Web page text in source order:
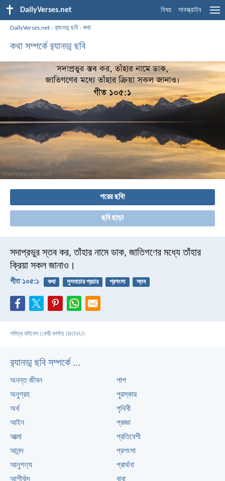
DailyVerses.net বিষয় সাবস্ক্রাইব
DailyVerses.net ›র‌্যানড্ম ছবি ›কথা
কথা সম্পর্কে র‌্যানড্ম ছবি
পরের ছবি!
ছবি ছাড়া
সদাপ্রভুর স্তব কর, তাঁহার নামে ডাক, জাতিগণের মধ্যে তাঁহার
ক্রিয়া সকল জানাও।
গীত ১০৫:১ কথা সুসমাচার প্রচার প্রশংসা স্তব
পবিত্র বাইবেল (কেরী ভার্সন) (ROVU)
র‌্যানড্ম ছবি সম্পর্কে ...
অনন্ত জীবন
অনুগ্রহ
অর্থ
আইন
আত্মা
আনন্দ
আনুগত্য
পাপ
পুরস্কার
পৃথিবী
প্রজ্ঞা
প্রতিবেশী
প্রশংসা
প্রার্থনা